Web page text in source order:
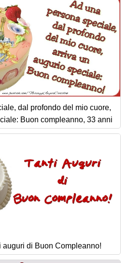
dal profondo del mio cuore,
Buon compleanno, 33 anni
auguri di Buon Compleanno!